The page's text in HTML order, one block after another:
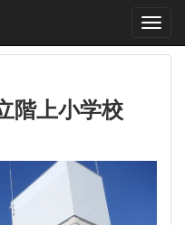
階上小学校